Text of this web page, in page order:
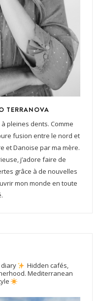
TERRANOVA
pleines dents. Comme
fusion entre le nord et
et Danoise par ma mère.
j’adore faire de
grâce à de nouvelles
mon monde en toute
Hidden cafés,
Mediterranean